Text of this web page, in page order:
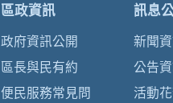
區政資訊
政府資訊公開
區長與民有約
便民服務常見問
訊息
新聞
公告
活動